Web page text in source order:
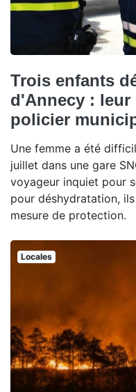
Trois enfants
d'Annecy : leur
policier
Une femme a été
juillet dans une gare
voyageur inquiet pour
pour déshydratation, ils
mesure de protection.
Locales